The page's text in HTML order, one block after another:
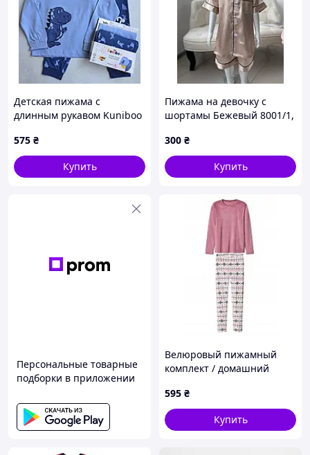
Детская пижама с
длинным рукавом Kuniboo
575 ₴
Купить
Пижама на девочку с
шортамы Бежевый 8001/1,
девочек, Весна Лето, 122
300 ₴
Купить
Персональные товарные
подборки в приложении
Велюровый пижамный
комплект / домашний
158-164 (12-14 лет), цвет
розовый
595 ₴
Купить